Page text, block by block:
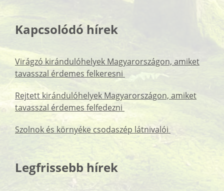
Kapcsolódó hírek
Virágzó kirándulóhelyek Magyarországon, amiket
tavasszal érdemes felkeresni
Rejtett kirándulóhelyek Magyarországon, amiket
tavasszal érdemes felfedezni
Szolnok és környéke csodaszép látnivalói
Legfrissebb hírek